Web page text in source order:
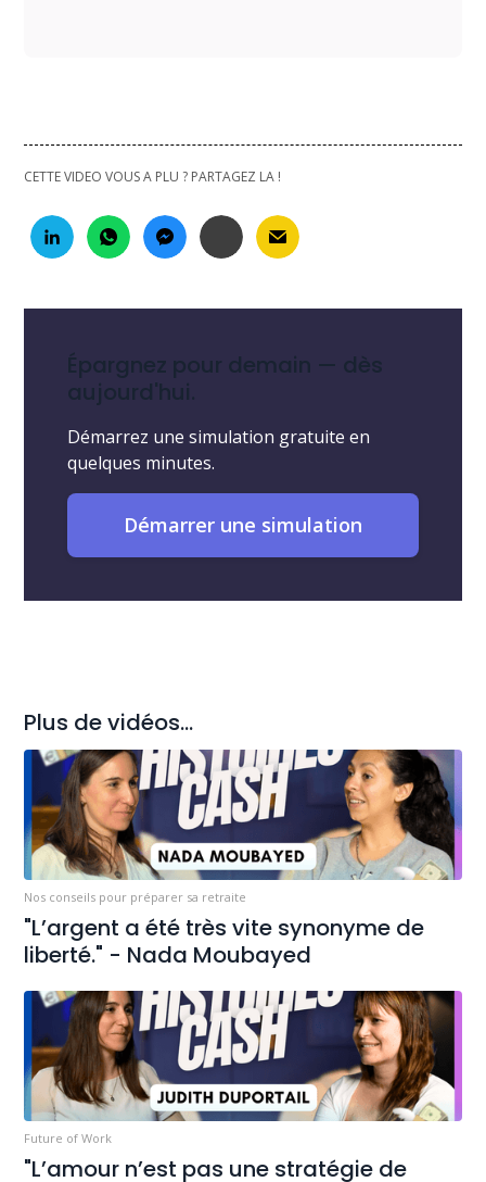
CETTE VIDEO VOUS A PLU ? PARTAGEZ LA !
Épargnez pour demain — dès
aujourd'hui.
Démarrez une simulation gratuite en
quelques minutes.
Démarrer une simulation
Plus de vidéos...
Nos conseils pour préparer sa retraite
"L’argent a été très vite synonyme de
liberté." - Nada Moubayed
Future of Work
"L’amour n’est pas une stratégie de